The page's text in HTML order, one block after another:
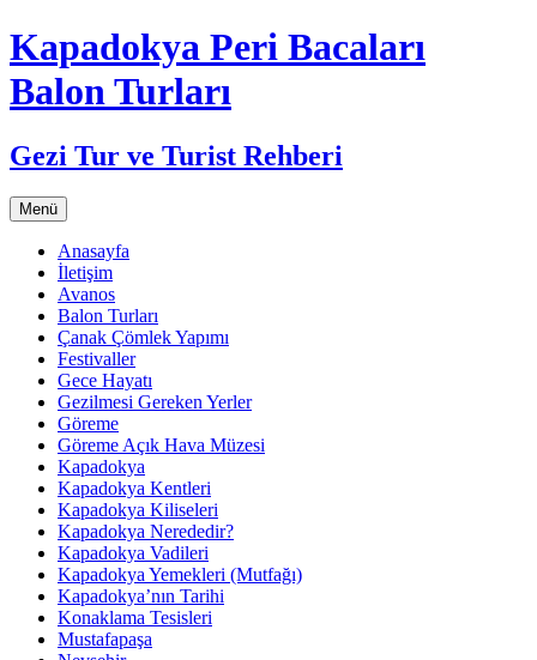
Kapadokya Peri Bacaları
Balon Turları
Gezi Tur ve Turist Rehberi
Menü İçeriğe
atla
Anasayfa
İletişim
Avanos
Balon Turları
Çanak Çömlek Yapımı
Festivaller
Gece Hayatı
Gezilmesi Gereken Yerler
Göreme
Göreme Açık Hava Müzesi
Kapadokya
Kapadokya Kentleri
Kapadokya Kiliseleri
Kapadokya Nerededir?
Kapadokya Vadileri
Kapadokya Yemekleri (Mutfağı)
Kapadokya’nın Tarihi
Konaklama Tesisleri
Mustafapaşa